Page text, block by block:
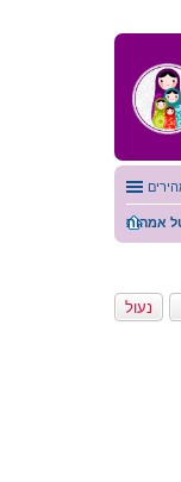
אמהות
נעול